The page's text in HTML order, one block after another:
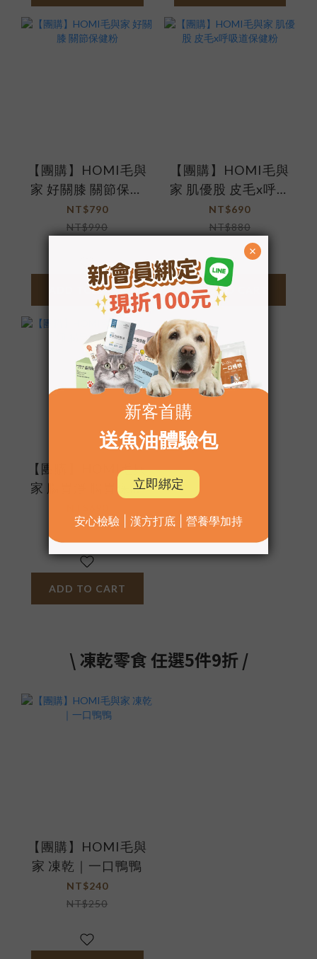
【團購】HOMI毛與
家 好關膝 關節保健
粉
NT$790
NT$990
ADD TO CART
【團購】HOMI毛與
家 肌優股 皮毛x呼吸
道保健粉
NT$690
NT$880
ADD TO CART
【團購】HOMI毛與
家 腸胃淨 腸胃保健
NT$880
ADD TO CART
\ 凍乾零食 任選5件9折 /
【團購】HOMI毛與
家 凍乾｜一口鴨鴨
NT$240
NT$250